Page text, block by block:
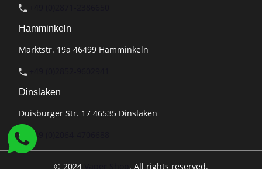
Hamminkeln
Marktstr. 19a 46499 Hamminkeln
Dinslaken
Duisburger Str. 17 46535 Dinslaken
+49 (0)2064-4706688
© 2024 . All rights reserved.